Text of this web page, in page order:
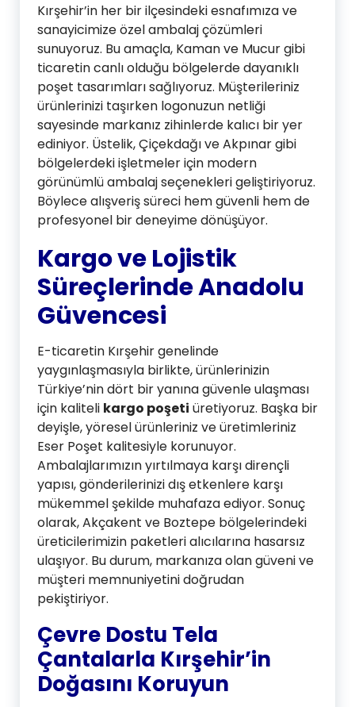
Kırşehir’in her bir ilçesindeki esnafımıza ve
sanayicimize özel ambalaj çözümleri
sunuyoruz. Bu amaçla, Kaman ve Mucur gibi
ticaretin canlı olduğu bölgelerde dayanıklı
poşet tasarımları sağlıyoruz. Müşterileriniz
ürünlerinizi taşırken logonuzun netliği
sayesinde markanız zihinlerde kalıcı bir yer
ediniyor. Üstelik, Çiçekdağı ve Akpınar gibi
bölgelerdeki işletmeler için modern
görünümlü ambalaj seçenekleri geliştiriyoruz.
Böylece alışveriş süreci hem güvenli hem de
profesyonel bir deneyime dönüşüyor.
Kargo ve Lojistik
Süreçlerinde Anadolu
Güvencesi
E-ticaretin Kırşehir genelinde
yaygınlaşmasıyla birlikte, ürünlerinizin
Türkiye’nin dört bir yanına güvenle ulaşması
için kaliteli kargo poşeti üretiyoruz. Başka bir
deyişle, yöresel ürünleriniz ve üretimleriniz
Eser Poşet kalitesiyle korunuyor.
Ambalajlarımızın yırtılmaya karşı dirençli
yapısı, gönderilerinizi dış etkenlere karşı
mükemmel şekilde muhafaza ediyor. Sonuç
olarak, Akçakent ve Boztepe bölgelerindeki
üreticilerimizin paketleri alıcılarına hasarsız
ulaşıyor. Bu durum, markanıza olan güveni ve
müşteri memnuniyetini doğrudan
pekiştiriyor.
Çevre Dostu Tela
Çantalarla Kırşehir’in
Doğasını Koruyun